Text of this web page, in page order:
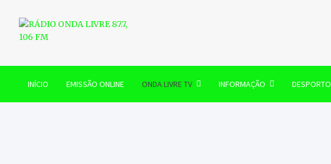
content
RÁDIO ONDA LIVRE 87.7, 106 FM
INÍCIO EMISSÃO ONLINE ONDA LIVRE TV INFORMAÇÃO DESPORTO